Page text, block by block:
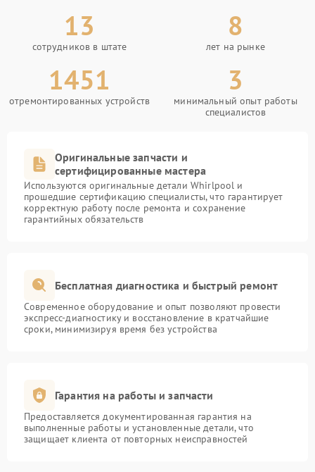
13
сотрудников в штате
8
лет на рынке
1451
отремонтированных устройств
3
минимальный опыт работы
специалистов
Оригинальные запчасти и
сертифицированные мастера
Используются оригинальные детали Whirlpool и
прошедшие сертификацию специалисты, что гарантирует
корректную работу после ремонта и сохранение
гарантийных обязательств
Бесплатная диагностика и быстрый ремонт
Современное оборудование и опыт позволяют провести
экспресс-диагностику и восстановление в кратчайшие
сроки, минимизируя время без устройства
Гарантия на работы и запчасти
Предоставляется документированная гарантия на
выполненные работы и установленные детали, что
защищает клиента от повторных неисправностей